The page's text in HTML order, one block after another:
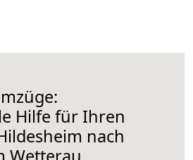
Hilfe für Ihren
nach